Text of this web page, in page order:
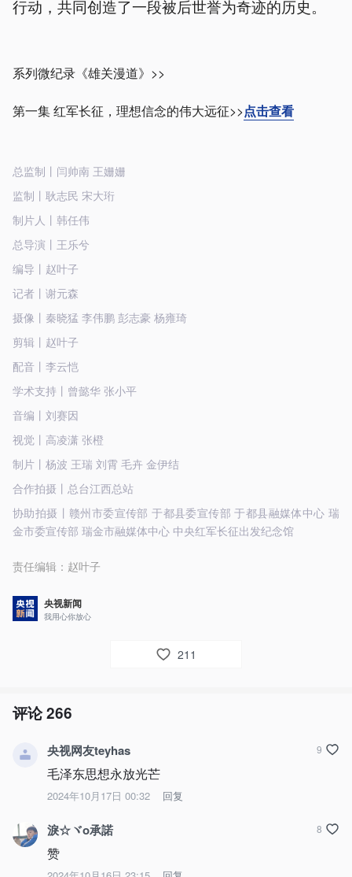
行动，共同创造了一段被后世誉为奇迹的历史。
系列微纪录《雄关漫道》>>
第一集 红军长征，理想信念的伟大远征>>点击查看
总监制丨闫帅南 王姗姗
监制丨耿志民 宋大珩
制片人丨韩任伟
总导演丨王乐兮
编导丨赵叶子
记者丨谢元森
摄像丨秦晓猛 李伟鹏 彭志豪 杨雍琦
剪辑丨赵叶子
配音丨李云恺
学术支持丨曾懿华 张小平
音编丨刘赛因
视觉丨高凌潇 张橙
制片丨杨波 王瑞 刘霄 毛卉 金伊结
合作拍摄丨总台江西总站
协助拍摄丨赣州市委宣传部 于都县委宣传部 于都县融媒体中心 瑞
金市委宣传部 瑞金市融媒体中心 中央红军长征出发纪念馆
责任编辑： 赵叶子
央视新闻
我用心你放心
211
评论266
央视网友teyhas
毛泽东思想永放光芒
2024年10月17日 00:32 回复
9
淚☆ヾo承諾
赞
8